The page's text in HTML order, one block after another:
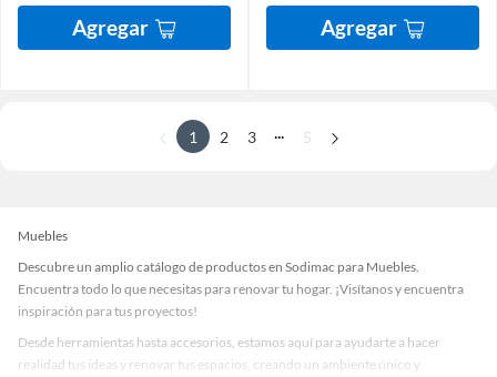
Agregar Agregar
1 2 3 ... 5
Muebles
Descubre un amplio catálogo de productos en Sodimac para Muebles.
Encuentra todo lo que necesitas para renovar tu hogar. ¡Visítanos y encuentra
inspiración para tus proyectos!
Desde herramientas hasta accesorios, estamos aquí para ayudarte a hacer
realidad tus ideas y renovar tus espacios, creando un ambiente único y